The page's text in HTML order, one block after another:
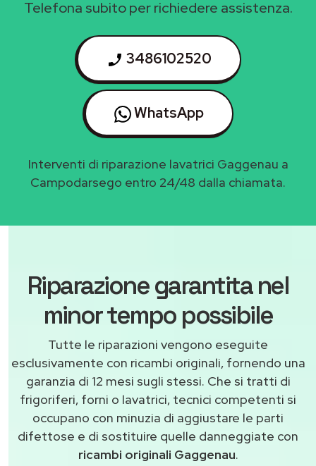
Telefona subito per richiedere assistenza.
3486102520
WhatsApp
Interventi di riparazione lavatrici Gaggenau a
Campodarsego entro 24/48 dalla chiamata.
Riparazione garantita nel
minor tempo possibile
Tutte le riparazioni vengono eseguite
esclusivamente con ricambi originali, fornendo una
garanzia di 12 mesi sugli stessi. Che si tratti di
frigoriferi, forni o lavatrici, tecnici competenti si
occupano con minuzia di aggiustare le parti
difettose e di sostituire quelle danneggiate con
ricambi originali Gaggenau.